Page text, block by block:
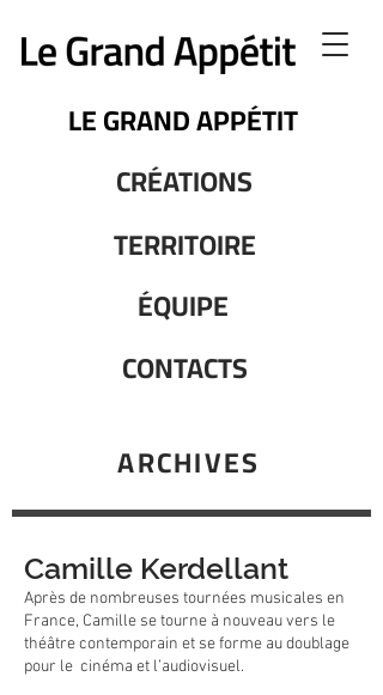
LE GRAND APPÉTIT
CRÉATIONS
TERRITOIRE
ÉQUIPE
CONTACTS
ARCHIVES
Camille Kerdellant
Après de nombreuses tournées musicales en
France, Camille se tourne à nouveau vers le
théâtre contemporain et se forme au doublage
pour le cinéma et l’audiovisuel.